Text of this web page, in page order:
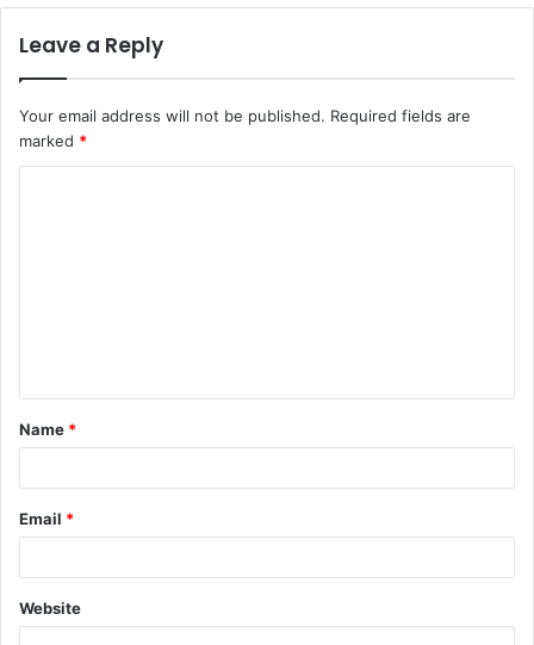
Leave a Reply
Your email address will not be published. Required fields are
marked *
t
*
Name *
Email *
Website